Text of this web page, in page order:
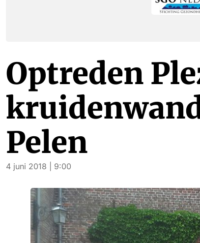
Optreden
Pelen
4 juni 2018 | 9:00